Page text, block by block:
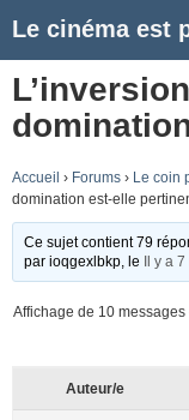
Le cinéma est
Accueil › Forums › Le coin
domination est-elle
Ce sujet contient 79
parioqgexlbkp , le Il y a
Affichage de 10
Auteur/e